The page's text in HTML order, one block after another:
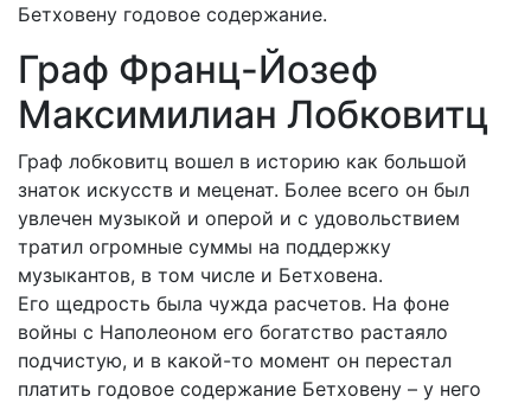
Бетховену годовое содержание.
Граф Франц-Йозеф
Максимилиан Лобковитц
Граф лобковитц вошел в историю как большой
знаток искусств и меценат. Более всего он был
увлечен музыкой и оперой и с удовольствием
тратил огромные суммы на поддержку
музыкантов, в том числе и Бетховена.
Его щедрость была чужда расчетов. На фоне
войны с Наполеоном его богатство растаяло
подчистую, и в какой-то момент он перестал
платить годовое содержание Бетховену – у него